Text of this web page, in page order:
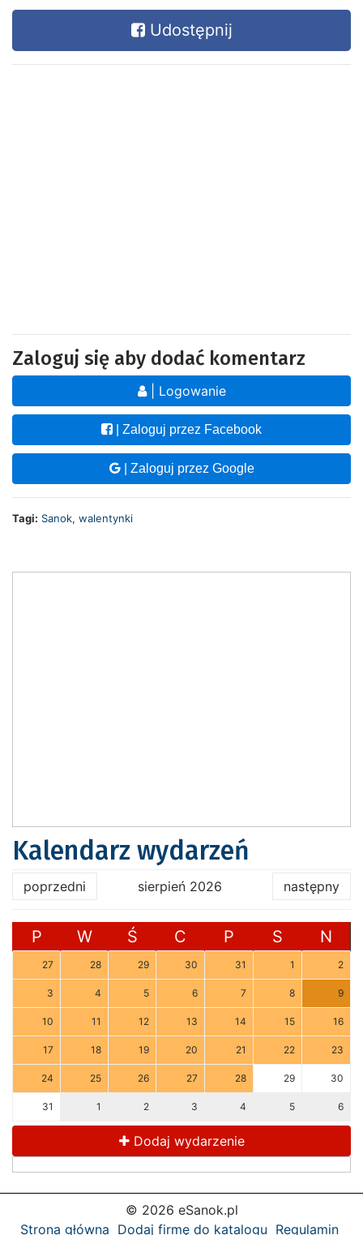
Udostępnij
Zaloguj się aby dodać komentarz
| Logowanie
| Zaloguj przez Facebook
| Zaloguj przez Google
Tagi: Sanok, walentynki
Kalendarz wydarzeń
poprzedni sierpień 2026 następny
P W Ś C P S N
27 28 29 30 31 1 2
3 4 5 6 7 8 9
10 11 12 13 14 15 16
17 18 19 20 21 22 23
24 25 26 27 28 29 30
31 1 2 3 4 5 6
Dodaj wydarzenie
© 2026 eSanok.pl
Strona główna Dodaj firmę do katalogu Regulamin